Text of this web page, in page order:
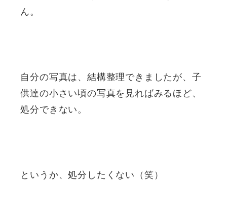
ん。
自分の写真は、結構整理できましたが、子
供達の小さい頃の写真を見ればみるほど、
処分できない。
というか、処分したくない（笑）